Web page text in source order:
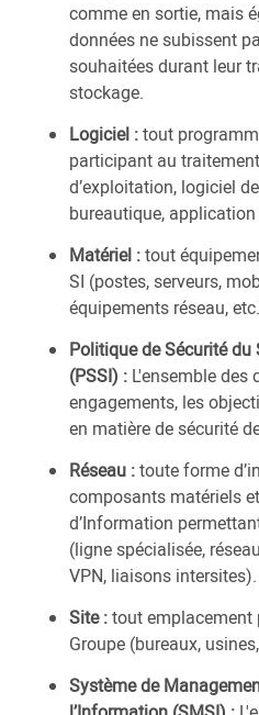
comme en sortie, mais
données ne subissent
souhaitées durant leur
stockage.
Logiciel :tout
participant au
d’exploitation, logiciel
bureautique, application
Matériel :tout
SI (postes, serveurs,
équipements réseau,
Politique de Sécurité
(PSSI) : L'ensemble des
engagements, les
en matière de sécurité
Réseau :toute forme
composants matériels
d’Information
(ligne spécialisée,
VPN, liaisons intersites).
Site :tout emplacement
Groupe (bureaux,
Système de